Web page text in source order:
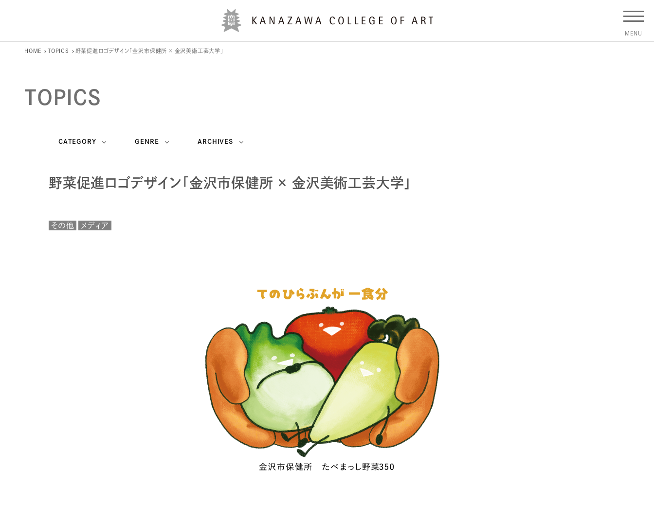
HOME TOPICS 野菜促進ロゴデザイン「金沢市保健所 × 金沢美術工芸大学」
TOPICS
CATEGORY GENRE ARCHIVES
野菜促進ロゴデザイン「金沢市保健所 × 金沢美術工芸大学」
その他 メディア